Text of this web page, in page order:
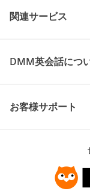
関連サービス
DMM英会話につ
お客様サポート